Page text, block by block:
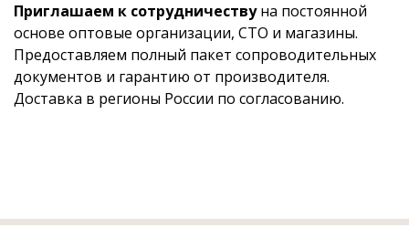
Приглашаем к сотрудничествуна постоянной
основе оптовые организации, СТО и магазины.
Предоставляем полный пакет сопроводительных
документов и гарантию от производителя.
Доставка в регионы России по согласованию.